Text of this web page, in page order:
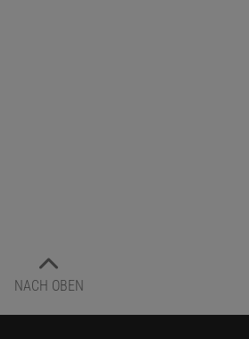
NACH OBEN